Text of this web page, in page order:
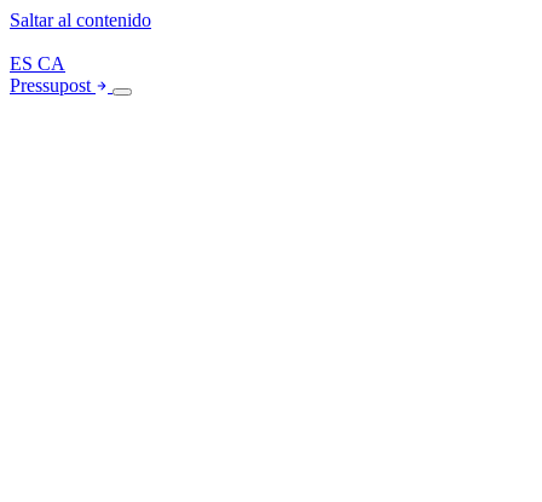
Saltar al contenido
ES CA
Pressupost